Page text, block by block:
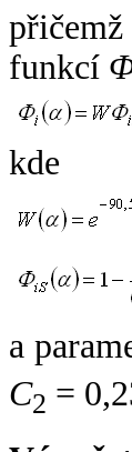
funkcí
kde
a
C2 =